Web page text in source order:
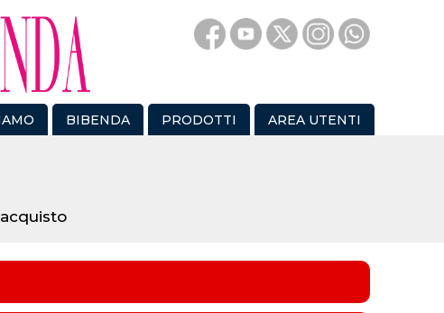
BIBENDA PRODOTTI AREA UTENTI